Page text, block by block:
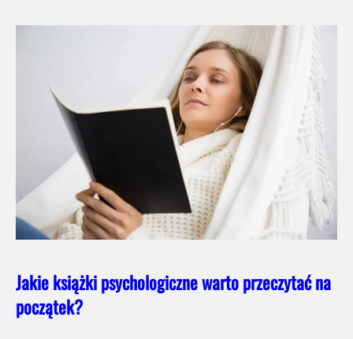
Jakie książki psychologiczne warto przeczytać na
początek?